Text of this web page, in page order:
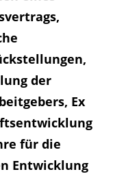
der
Ex
für die
Entwicklung